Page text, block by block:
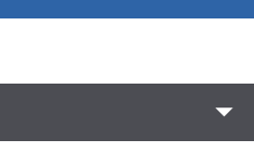
arrow_drop_down